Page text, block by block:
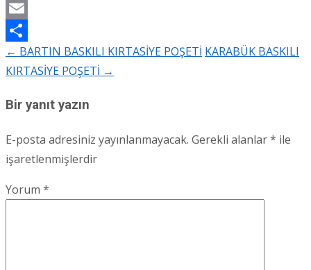
Mastodon
Email
Share
Post
← BARTIN BASKILI KIRTASİYE POŞETİ KARABÜK BASKILI
KIRTASİYE POŞETİ →
Bir yanıt yazın
E-posta adresiniz yayınlanmayacak. Gerekli alanlar* ile
işaretlenmişlerdir
Yorum *